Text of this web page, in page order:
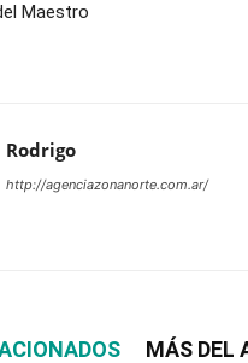
Maestro
Rodrigo
http://agenciazonanorte.com.ar/
MÁS DEL